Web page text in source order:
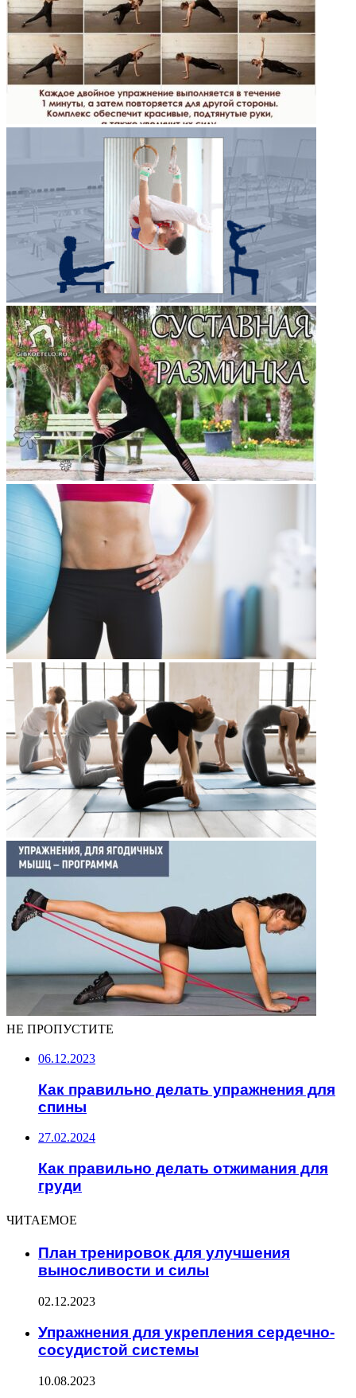
НЕ ПРОПУСТИТЕ
06.12.2023
Как правильно делать упражнения для
спины
27.02.2024
Как правильно делать отжимания для
груди
ЧИТАЕМОЕ
План тренировок для улучшения
выносливости и силы
02.12.2023
Упражнения для укрепления сердечно-
сосудистой системы
10.08.2023